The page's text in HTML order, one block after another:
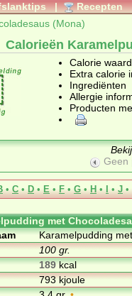
| Recepten
(Mona)
Calorieën
Calorie
Extra calorie
Ingrediënten
Allergie
Producten
Geen
• C • D • E • F • G • H • I • J •
met
Karamelpudding
100 gr.
189kcal
793 kjoule